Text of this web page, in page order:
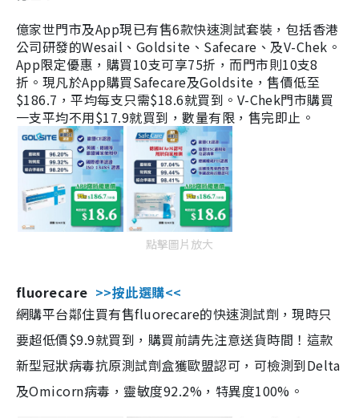
億家世門市及App現已有售6款快速測試套裝，包括香港
公司研發的Wesail、Goldsite、Safecare、及V-Chek。
App限定優惠，購買10支可享75折，而門市則10支8
折。現凡於App購買Safecare及Goldsite，售價低至
$186.7，平均每支只需$18.6就買到。V-Chek門市購買
一支平均不用$17.9就買到，數量有限，售完即止。
點擊圖片放大
fluorecare >>按此選購<<
網購平台鄰住買有售fluorecare的快速測試劑，現時只
要超低價$9.9就買到，購買前請先注意送貨時間！這款
新型冠狀病毒抗原測試劑盒獲歐盟認可，可檢測到Delta
及Omicorn病毒，靈敏度92.2%，特異度100%。